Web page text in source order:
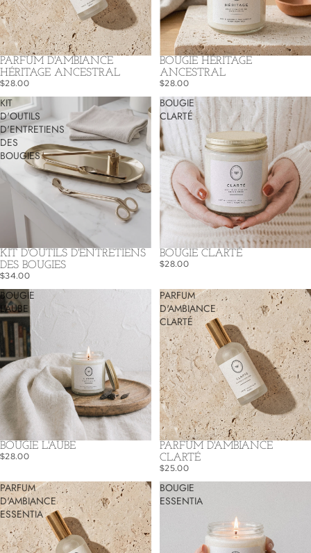
PARFUM D'AMBIANCE
HÉRITAGE ANCESTRAL
$28.00
BOUGIE HÉRITAGE
ANCESTRAL
$28.00
KIT
D'OUTILS
D'ENTRETIENS
DES
BOUGIES
KIT D'OUTILS D'ENTRETIENS
DES BOUGIES
$34.00
BOUGIE
CLARTÉ
BOUGIE CLARTÉ
$28.00
BOUGIE
L'AUBE
BOUGIE L'AUBE
$28.00
PARFUM
D'AMBIANCE
CLARTÉ
PARFUM D'AMBIANCE
CLARTÉ
$25.00
PARFUM
D'AMBIANCE
ESSENTIA
BOUGIE
ESSENTIA